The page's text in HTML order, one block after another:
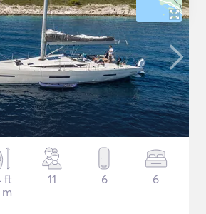
ft
m
11 6 6